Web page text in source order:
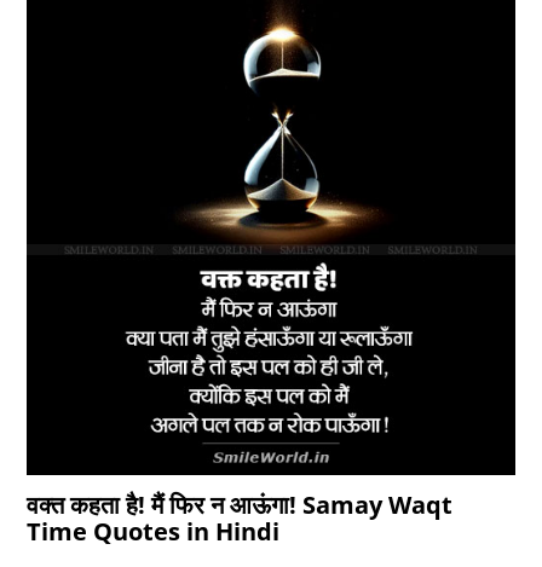
वक्त कहता है! मैं फिर न आऊंगा! Samay Waqt
Time Quotes in Hindi